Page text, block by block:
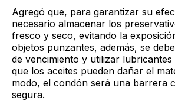
Agregó que, para garantizar su
necesario almacenar los
fresco y seco, evitando la
objetos punzantes, además, se
de vencimiento y utilizar lubricantes
que los aceites pueden dañar el
modo, el condón será una barrera
segura.